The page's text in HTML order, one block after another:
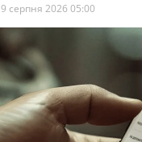
9 серпня 2026 05:00